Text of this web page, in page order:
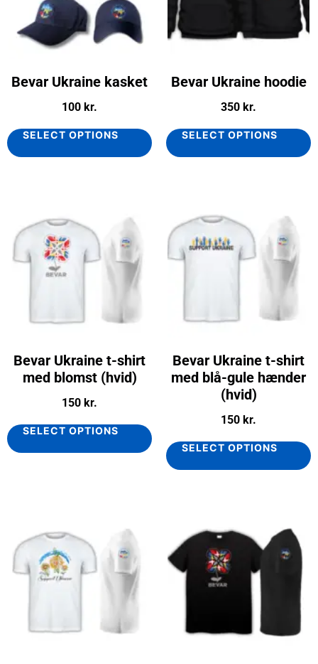
Bevar Ukraine kasket
100 kr.
SELECT OPTIONS
Bevar Ukraine hoodie
350 kr.
SELECT OPTIONS
Bevar Ukraine t-shirt
med blomst (hvid)
150 kr.
SELECT OPTIONS
Bevar Ukraine t-shirt
med blå-gule hænder
(hvid)
150 kr.
SELECT OPTIONS